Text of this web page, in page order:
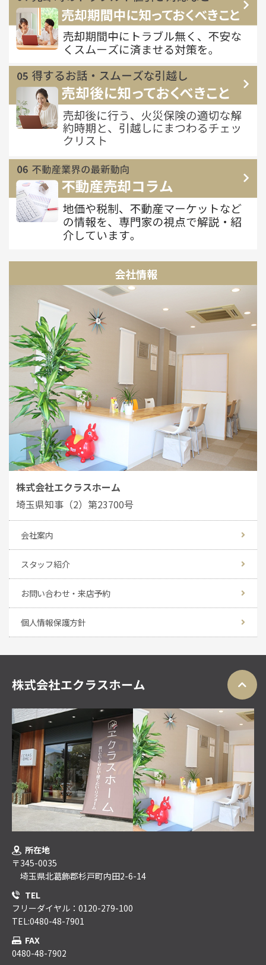
会社情報
株式会社エクラスホーム
埼玉県知事（2）第23700号
会社案内
スタッフ紹介
お問い合わせ・来店予約
個人情報保護方針
所在地
〒345-0035
埼玉県北葛飾郡杉戸町内田2-6-14
TEL
フリーダイヤル：0120-279-100
TEL:0480-48-7901
FAX
0480-48-7902